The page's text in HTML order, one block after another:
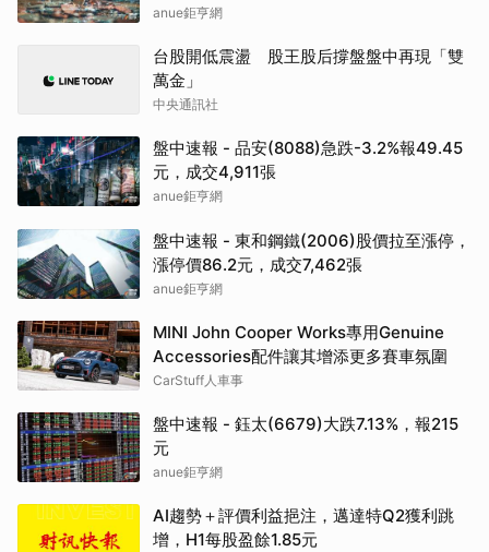
anue鉅亨網
台股開低震盪 股王股后撐盤盤中再現「雙
萬金」
中央通訊社
盤中速報 - 品安(8088)急跌-3.2%報49.45
元，成交4,911張
anue鉅亨網
盤中速報 - 東和鋼鐵(2006)股價拉至漲停，
漲停價86.2元，成交7,462張
anue鉅亨網
MINI John Cooper Works專用Genuine
Accessories配件讓其增添更多賽車氛圍
CarStuff人車事
盤中速報 - 鈺太(6679)大跌7.13%，報215
元
anue鉅亨網
AI趨勢＋評價利益挹注，邁達特Q2獲利跳
增，H1每股盈餘1.85元